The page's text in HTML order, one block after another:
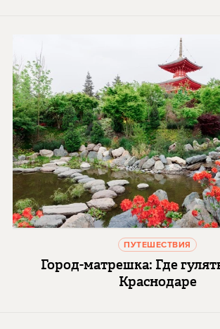
ПУТЕШЕСТВИЯ
Город-матрешка: Где
Краснодаре